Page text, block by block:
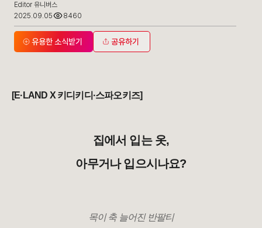
Editor 유니버스
2025.09.05
8460
유용한 소식받기 공유하기
[E·LAND X 키디키디·스파오키즈]
집에서 입는 옷,
아무거나 입으시나요?
목이 축 늘어진 반팔티